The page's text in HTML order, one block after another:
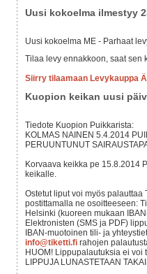
Uusi kokoelma ilmestyy
Uusi kokoelma ME - Parhaat
Tilaa levy ennakkoon, saat sen
Siirry tilaamaan Levykauppa
Kuopion keikan uusi
Tiedote Kuopion Puikkarista:
KOLMAS NAINEN 5.4.2014
PERUUNTUNUT
Korvaava keikka pe 15.8.2014
keikalle.
Ostetut liput voi myös
postittamalla ne osoitteeseen:
Helsinki (kuoreen mukaan
Elektronisten (SMS ja PDF)
IBAN-muotoinen tili- ja
info@tiketti.fi rahojen
HUOM! Lippupalautuksia ei voi
LIPPUJA LUNASTETAAN